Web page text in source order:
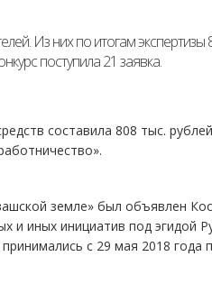
Из них по итогам экспертизы
поступила 21 заявка.
составила 808 тыс.
земле» был объявлен
и иных инициатив под эгидой
с 29 мая 2018 года